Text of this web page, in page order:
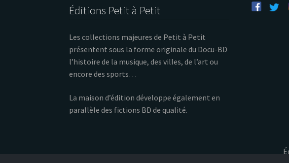
Éditions Petit à Petit
Les collections majeures de Petit à Petit
présentent sous la forme originale du Docu-BD
l’histoire de la musique, des villes, de l’art ou
encore des sports…
La maison d’édition développe également en
parallèle des fictions BD de qualité.